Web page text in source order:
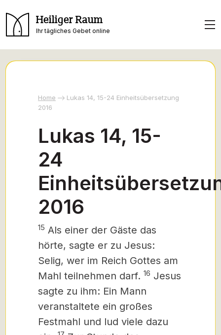
Heiliger Raum
Ihr tägliches Gebet online
Home
Lukas 14, 15-24 Einheitsübersetzung
2016
Lukas 14, 15-
24
2016
15 Als einer der Gäste das
hörte, sagte er zu Jesus:
Selig, wer im Reich Gottes am
Mahl teilnehmen darf. 16 Jesus
sagte zu ihm: Ein Mann
veranstaltete ein großes
Festmahl und lud viele dazu